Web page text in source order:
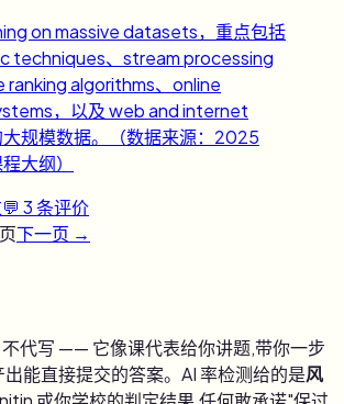
on massive datasets，重点包括
techniques、stream processing
algorithms、online
，以及 web and internet
规模数据。（数据来源：2025
大纲）
💬 3条评价
页下一页 →
代写 —— 它像课代表给你讲题,带你一步
能直接提交的答案。AI 率检测给的是风